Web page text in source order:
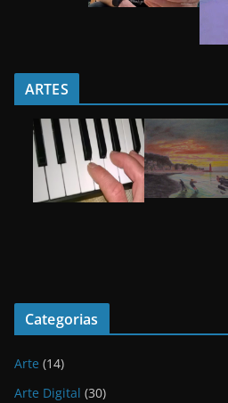
ARTES
Categorias
Arte (14)
Arte Digital (30)